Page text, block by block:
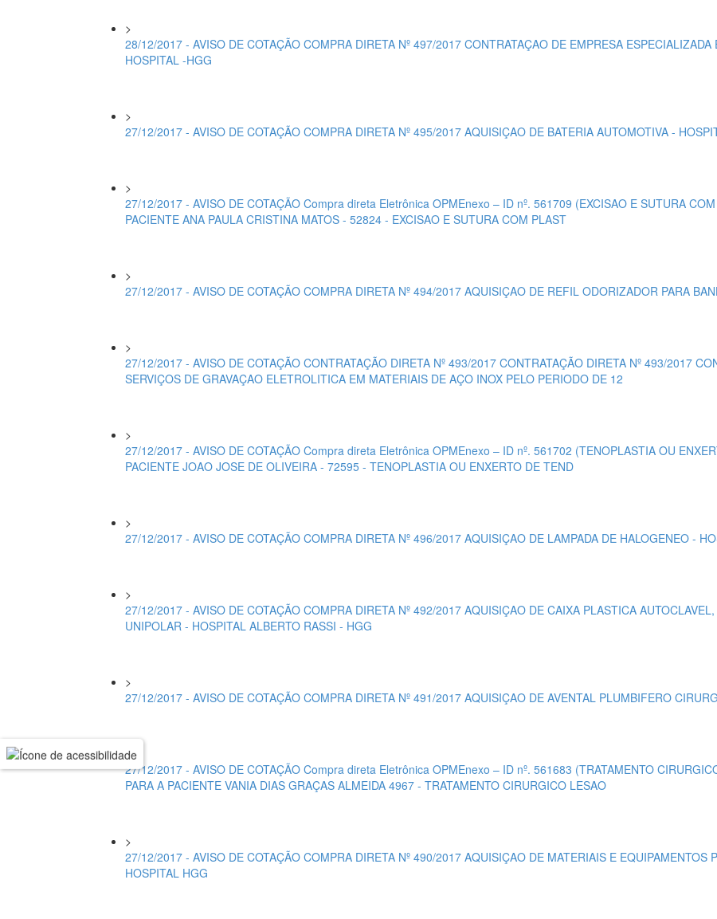
>
28/12/2017 - AVISO DE COTAÇÃO COMPRA DIRETA Nº 497/2017 CONTRATAÇAO DE EMPRESA
HOSPITAL -HGG
>
27/12/2017 - AVISO DE COTAÇÃO COMPRA DIRETA Nº 495/2017 AQUISIÇAO DE BATERIA AUTOMOTIVA -
>
27/12/2017 - AVISO DE COTAÇÃO Compra direta Eletrônica OPMEnexo – ID nº. 561709 (EXCISAO E SUTURA
PACIENTE ANA PAULA CRISTINA MATOS - 52824 - EXCISAO E SUTURA COM PLAST
>
27/12/2017 - AVISO DE COTAÇÃO COMPRA DIRETA Nº 494/2017 AQUISIÇAO DE REFIL ODORIZADOR PARA
>
27/12/2017 - AVISO DE COTAÇÃO CONTRATAÇÃO DIRETA Nº 493/2017 CONTRATAÇÃO DIRETA Nº 493/2017
SERVIÇOS DE GRAVAÇAO ELETROLITICA EM MATERIAIS DE AÇO INOX PELO PERIODO DE 12
>
27/12/2017 - AVISO DE COTAÇÃO Compra direta Eletrônica OPMEnexo – ID nº. 561702 (TENOPLASTIA OU
PACIENTE JOAO JOSE DE OLIVEIRA - 72595 - TENOPLASTIA OU ENXERTO DE TEND
>
27/12/2017 - AVISO DE COTAÇÃO COMPRA DIRETA Nº 496/2017 AQUISIÇAO DE LAMPADA DE HALOGENEO -
>
27/12/2017 - AVISO DE COTAÇÃO COMPRA DIRETA Nº 492/2017 AQUISIÇAO DE CAIXA PLASTICA
UNIPOLAR - HOSPITAL ALBERTO RASSI - HGG
>
27/12/2017 - AVISO DE COTAÇÃO COMPRA DIRETA Nº 491/2017 AQUISIÇAO DE AVENTAL PLUMBIFERO
>
27/12/2017 - AVISO DE COTAÇÃO Compra direta Eletrônica OPMEnexo – ID nº. 561683 (TRATAMENTO
PARA A PACIENTE VANIA DIAS GRAÇAS ALMEIDA 4967 - TRATAMENTO CIRURGICO LESAO
>
27/12/2017 - AVISO DE COTAÇÃO COMPRA DIRETA Nº 490/2017 AQUISIÇAO DE MATERIAIS E EQUIPAMENTOS
HOSPITAL HGG